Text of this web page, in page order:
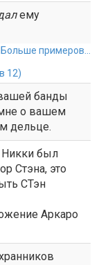
ему
Больше примеров...
12)
банды
о вашем
дельце.
был
Стэна, это
СТэн
Аркаро